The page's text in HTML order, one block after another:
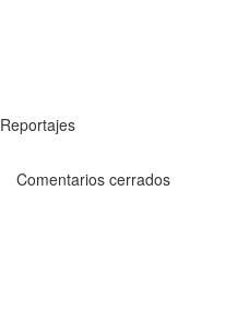
Reportajes
Comentarios cerrados